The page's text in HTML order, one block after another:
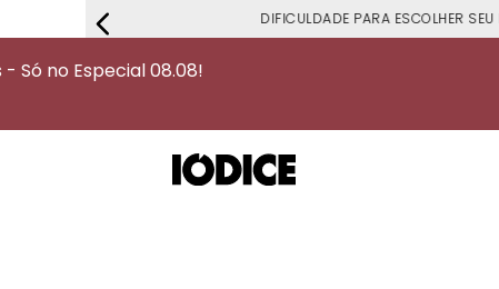
DIFICULDADE PARA ESCOLHER SEU
- Só no Especial 08.08!